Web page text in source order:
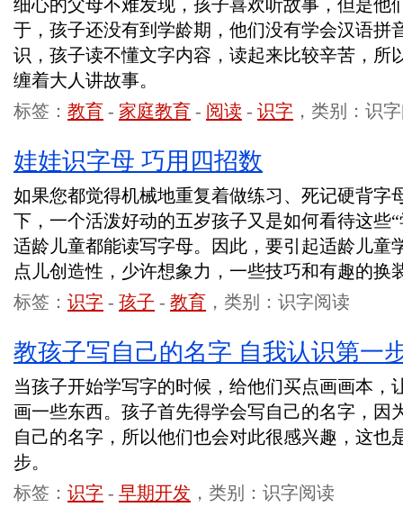
细心的父母不难发现，孩子喜欢听故事，但是他
于，孩子还没有到学龄期，他们没有学会汉语拼
识，孩子读不懂文字内容，读起来比较辛苦，所
缠着大人讲故事。
标签： 教育 - 家庭教育 - 阅读 - 识字 ，类别：识
娃娃识字母 巧用四招数
如果您都觉得机械地重复着做练习、死记硬背字
下，一个活泼好动的五岁孩子又是如何看待这些
适龄儿童都能读写字母。因此，要引起适龄儿童
点儿创造性，少许想象力，一些技巧和有趣的换
标签： 识字 - 孩子 - 教育 ，类别：识字阅读
教孩子写自己的名字 自我认识第一
当孩子开始学写字的时候，给他们买点画画本，
画一些东西。孩子首先得学会写自己的名字，因
自己的名字，所以他们也会对此很感兴趣，这也
步。
标签： 识字 - 早期开发 ，类别：识字阅读